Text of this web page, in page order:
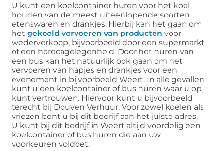
U kunt een koelcontainer huren voor het koel
houden van de meest uiteenlopende soorten
etenswaren en drankjes. Hierbij kan het gaan om
hetgekoeld vervoeren van producten voor
wederverkoop, bijvoorbeeld door een supermarkt
of een horecagelegenheid. Door het huren van
een bus kan het natuurlijk ook gaan om het
vervoeren van hapjes en drankjes voor een
evenement in bijvoorbeeld Weert. In alle gevallen
kunt u een koelcontainer of bus huren waar u op
kunt vertrouwen. Hiervoor kunt u bijvoorbeeld
terecht bij Douven Verhuur. Voor zowel koelen als
vriezen bent u bij dit bedrijf aan het juiste adres.
U kunt bij dit bedrijf in Weert altijd voordelig een
koelcontainer of bus huren die aan uw
voorkeuren voldoet.